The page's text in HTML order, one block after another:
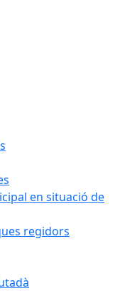
en situació de
regidors